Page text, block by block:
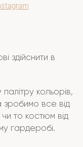
здійснити в
кольорів,
зробимо все від
то костюм від
гардеробі.